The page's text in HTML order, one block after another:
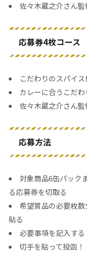
佐々木蔵之介さん監
応募券4枚コース
こだわりのスパイス
カレーに合うこだわ
佐々木蔵之介さん監
応募方法
対象商品6缶パック
る応募券を切取る
希望賞品の必要枚
貼る
必要事項を記入する
切手を貼って投函！